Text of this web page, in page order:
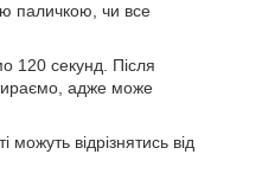
паличкою, чи все
120 секунд. Після
адже може
відрізнятись від